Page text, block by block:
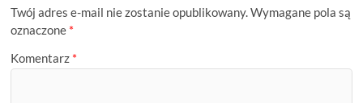
Twój adres e-mail nie zostanie opublikowany.Wymagane pola są
oznaczone *
Komentarz *